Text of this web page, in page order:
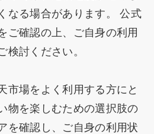
なる場合があります。 公式
ご確認の上、ご自身の利用
検討ください。
市場をよく利用する方にと
物を楽しむための選択肢の
を確認し、ご自身の利用状